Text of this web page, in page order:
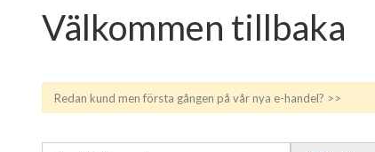
Välkommen tillbaka
Redan kund men första gången på vår nya e-handel? >>